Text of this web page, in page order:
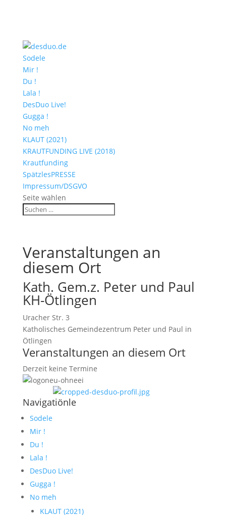
Sodele
Mir !
Du !
Lala !
DesDuo Live!
Gugga !
No meh
KLAUT (2021)
KRAUTFUNDING LIVE (2018)
Krautfunding
SpätzlesPRESSE
Impressum/DSGVO
Seite wählen
Veranstaltungen an
diesem Ort
Kath. Gem.z. Peter und Paul
KH-Ötlingen
Uracher Str. 3
Katholisches Gemeindezentrum Peter und Paul in
Ötlingen
Veranstaltungen an diesem Ort
Derzeit keine Termine
Navigatiönle
Sodele
Mir !
Du !
Lala !
DesDuo Live!
Gugga !
No meh
KLAUT (2021)